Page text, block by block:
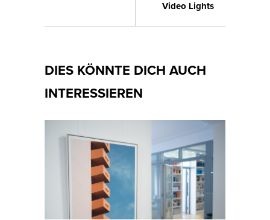
Video Lights
DIES KÖNNTE DICH AUCH
INTERESSIEREN